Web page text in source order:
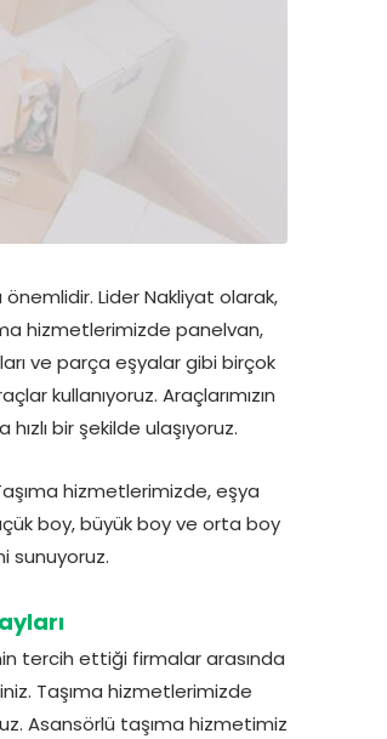
Lider Nakliyat olarak,
hizmetlerimizde panelvan,
ve parça eşyalar gibi birçok
kullanıyoruz. Araçlarımızın
bir şekilde ulaşıyoruz.
hizmetlerimizde, eşya
boy, büyük boy ve orta boy
sunuyoruz.
tercih ettiği firmalar arasında
Taşıma hizmetlerimizde
Asansörlü taşıma hizmetimiz